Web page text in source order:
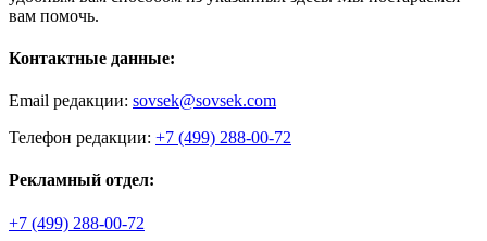
вам помочь.
Контактные данные:
Email редакции: sovsek@sovsek.com
Телефон редакции: +7 (499) 288-00-72
Рекламный отдел:
+7 (499) 288-00-72